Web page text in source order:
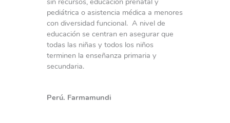
pediátrica o asistencia médica a menores
con diversidad funcional. A nivel de
educación se centran en asegurar que
todas las niñas y todos los niños
terminen la enseñanza primaria y
secundaria.
Perú. Farmamundi